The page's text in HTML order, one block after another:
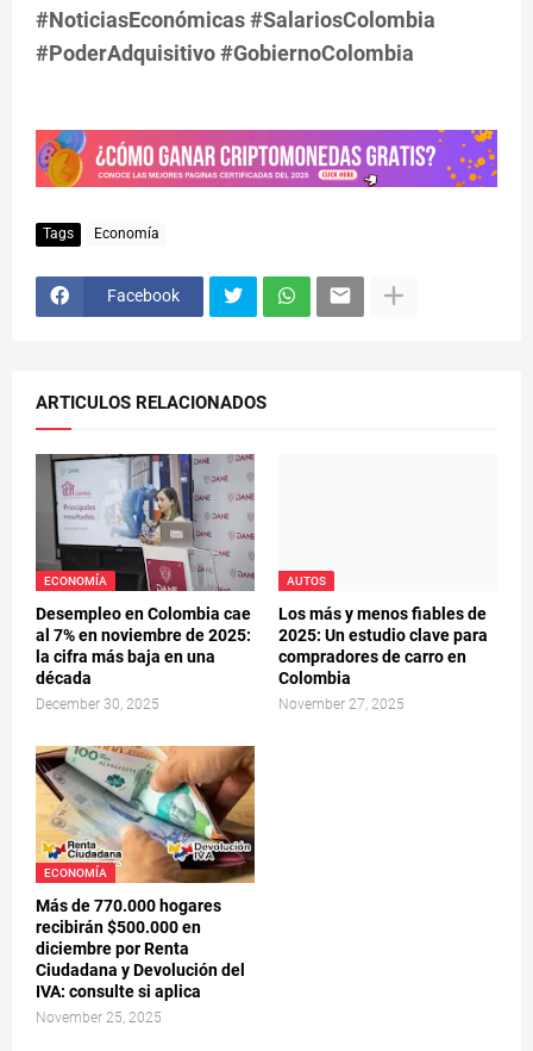
#NoticiasEconómicas #SalariosColombia
#PoderAdquisitivo #GobiernoColombia
Tags Economía
Facebook
ARTICULOS RELACIONADOS
ECONOMÍA
Desempleo en Colombia cae
al 7% en noviembre de 2025:
la cifra más baja en una
década
December 30, 2025
AUTOS
Los más y menos fiables de
2025: Un estudio clave para
compradores de carro en
Colombia
November 27, 2025
ECONOMÍA
Más de 770.000 hogares
recibirán $500.000 en
diciembre por Renta
Ciudadana y Devolución del
IVA: consulte si aplica
November 25, 2025